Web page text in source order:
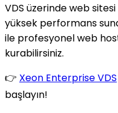
VDS üzerinde web
yüksek performans
ile profesyonel web
kurabilirsiniz.
👉 Xeon Enterprise VDS
başlayın!